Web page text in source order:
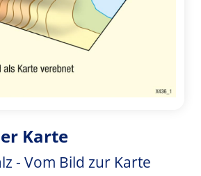
Karte
- Vom Bild zur Karte